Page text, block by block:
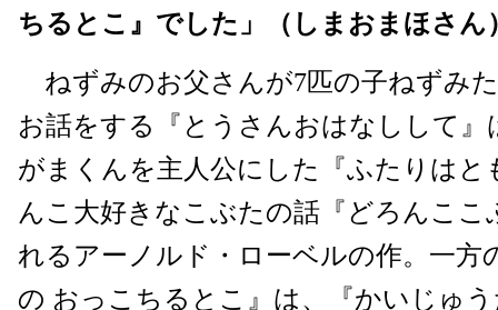
ちるとこ』でした」（しまおまほさん
ねずみのお父さんが7匹の子ねずみ
お話をする『とうさんおはなしして』
がまくんを主人公にした『ふたりはと
んこ大好きなこぶたの話『どろんここ
れるアーノルド・ローベルの作。一方
の おっこちるとこ』は、『かいじゅ